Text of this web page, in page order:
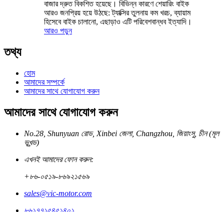
বাজার দ্রুত বিকশিত হয়েছে। বিভিন্ন কারণে শেয়ারিং বাইক
আরও জনপ্রিয় হয়ে উঠছে: ট্যাক্সির তুলনায় কম খরচ, ব্যায়াম
হিসেবে বাইক চালানো, এছাড়াও এটি পরিবেশবান্ধব ইত্যাদি।
আরও পড়ুন
তথ্য
হোম
আমাদের সম্পর্কে
আমাদের সাথে যোগাযোগ করুন
আমাদের সাথে যোগাযোগ করুন
No.28, Shunyuan রোড, Xinbei জেলা, Changzhou, জিয়াংসু, চীন (মূল
ভূখন্ড)
এখনই আমাদের ফোন করুন:
+৮৬-০৫১৯-৮৬৯২১৫৬৯
sales@vic-motor.com
৮৬১৭৭১৫৪৫১৪০১